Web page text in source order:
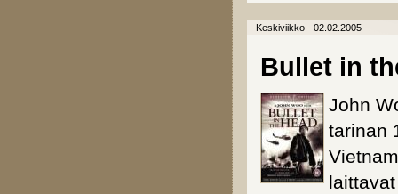
Keskiviikko - 02.02.2005
Bullet in
John
tarinan